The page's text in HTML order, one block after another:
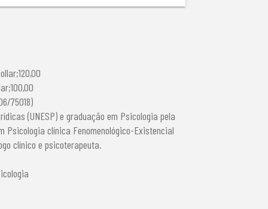
75018)
(UNESP) e graduação em Psicologia pela
Psicologia clínica Fenomenológico-Existencial
clínico e psicoterapeuta.